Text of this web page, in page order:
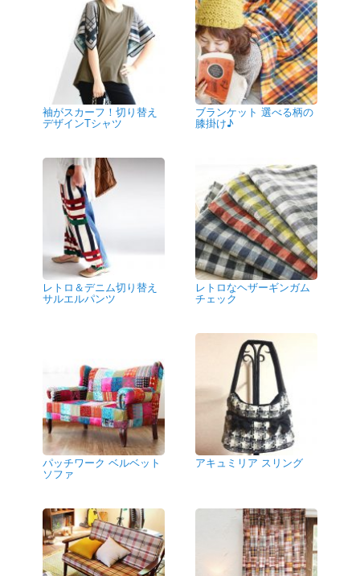
袖がスカーフ！切り替え
デザインTシャツ
ブランケット 選べる柄の
膝掛け♪
レトロ＆デニム切り替え
サルエルパンツ
レトロなヘザーギンガム
チェック
パッチワーク ベルベット
ソファ
アキュミリア スリング